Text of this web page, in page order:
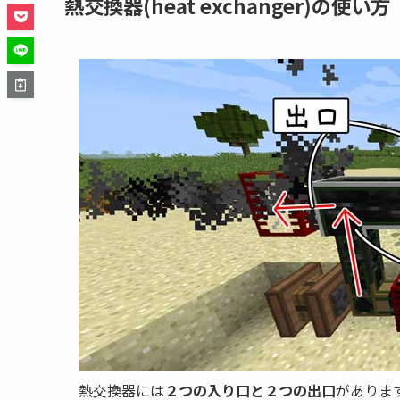
熱交換器には ２つの入り口と２つの出口がありま